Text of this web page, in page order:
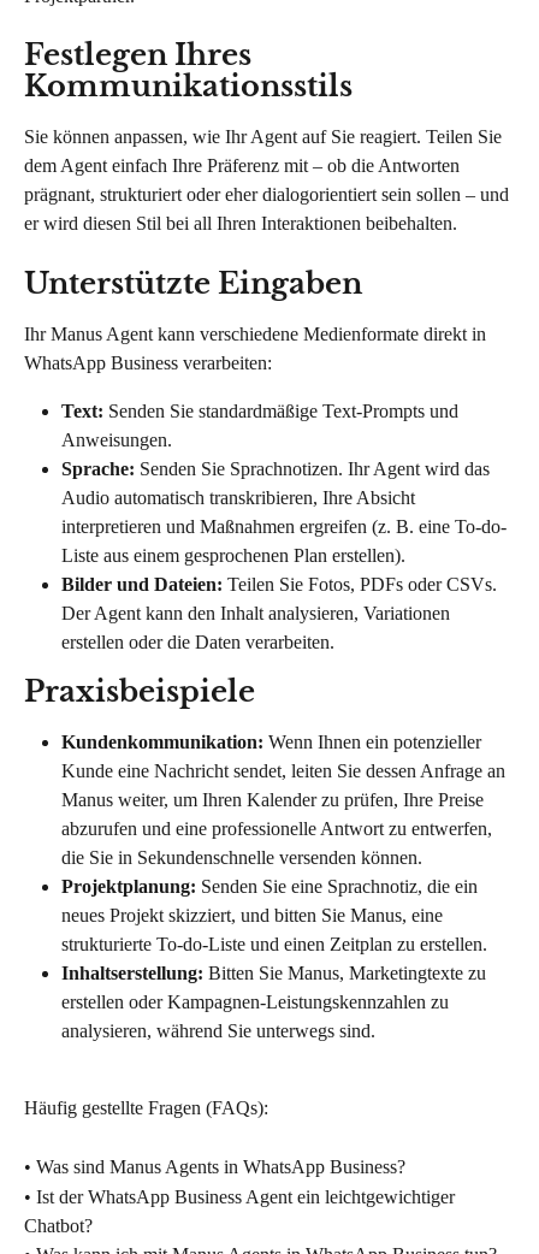
Festlegen Ihres
Kommunikationsstils
Sie können anpassen, wie Ihr Agent auf Sie reagiert. Teilen Sie
dem Agent einfach Ihre Präferenz mit – ob die Antworten
prägnant, strukturiert oder eher dialogorientiert sein sollen – und
er wird diesen Stil bei all Ihren Interaktionen beibehalten.
Unterstützte Eingaben
Ihr Manus Agent kann verschiedene Medienformate direkt in
WhatsApp Business verarbeiten:
Text: Senden Sie standardmäßige Text-Prompts und
Anweisungen.
Sprache: Senden Sie Sprachnotizen. Ihr Agent wird das
Audio automatisch transkribieren, Ihre Absicht
interpretieren und Maßnahmen ergreifen (z. B. eine To-do-
Liste aus einem gesprochenen Plan erstellen).
Bilder und Dateien: Teilen Sie Fotos, PDFs oder CSVs.
Der Agent kann den Inhalt analysieren, Variationen
erstellen oder die Daten verarbeiten.
Praxisbeispiele
Kundenkommunikation: Wenn Ihnen ein potenzieller
Kunde eine Nachricht sendet, leiten Sie dessen Anfrage an
Manus weiter, um Ihren Kalender zu prüfen, Ihre Preise
abzurufen und eine professionelle Antwort zu entwerfen,
die Sie in Sekundenschnelle versenden können.
Projektplanung: Senden Sie eine Sprachnotiz, die ein
neues Projekt skizziert, und bitten Sie Manus, eine
strukturierte To-do-Liste und einen Zeitplan zu erstellen.
Inhaltserstellung: Bitten Sie Manus, Marketingtexte zu
erstellen oder Kampagnen-Leistungskennzahlen zu
analysieren, während Sie unterwegs sind.
Häufig gestellte Fragen (FAQs):
• Was sind Manus Agents in WhatsApp Business?
• Ist der WhatsApp Business Agent ein leichtgewichtiger
Chatbot?